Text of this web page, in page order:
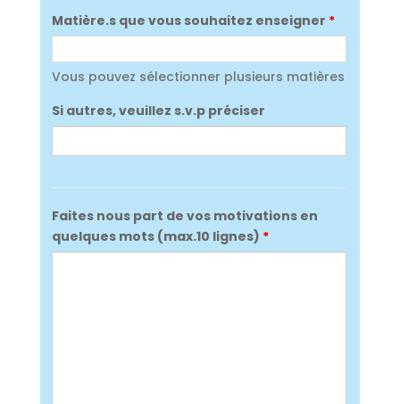
Matière.s que vous souhaitez enseigner *
Vous pouvez sélectionner plusieurs matières
Si autres, veuillez s.v.p préciser
Faites nous part de vos motivations en
quelques mots (max.10 lignes) *